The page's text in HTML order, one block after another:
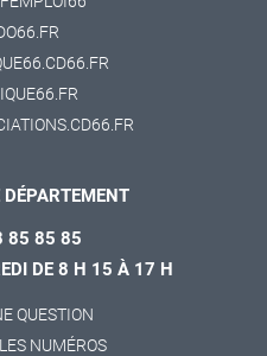
85 85 85
DE 8 H 15 À 17 H
QUESTION
NUMÉROS